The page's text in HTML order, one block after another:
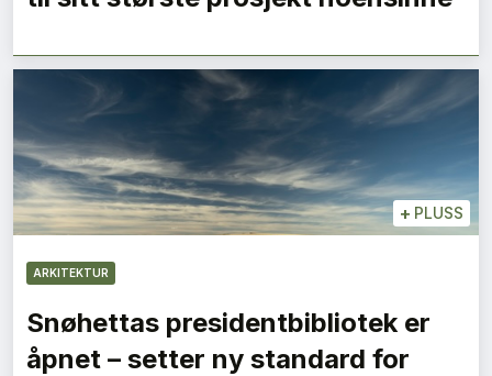
+ PLUSS
ARKITEKTUR
Snøhettas presidentbibliotek er
åpnet – setter ny standard for